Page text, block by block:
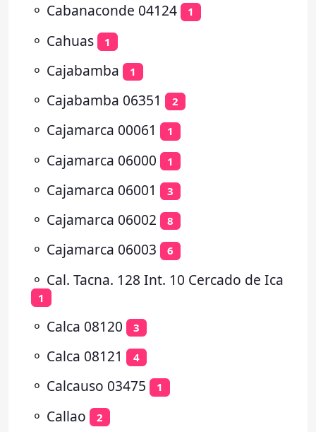
⚬ Cabanaconde 04124 1
⚬ Cahuas 1
⚬ Cajabamba 1
⚬ Cajabamba 06351 2
⚬ Cajamarca 00061 1
⚬ Cajamarca 06000 1
⚬ Cajamarca 06001 3
⚬ Cajamarca 06002 8
⚬ Cajamarca 06003 6
⚬ Cal. Tacna. 128 Int. 10 Cercado de Ica
1
⚬ Calca 08120 3
⚬ Calca 08121 4
⚬ Calcauso 03475 1
⚬ Callao 2